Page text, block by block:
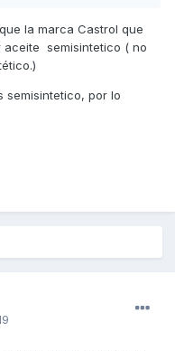
la marca Castrol que
semisintetico ( no
semisintetico, por lo